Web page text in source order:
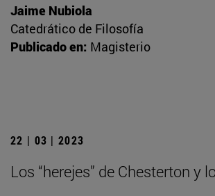
Jaime Nubiola
Catedrático de Filosofía
Publicado en: Magisterio
22 | 03 | 2023
Los “herejes” de Chesterton y